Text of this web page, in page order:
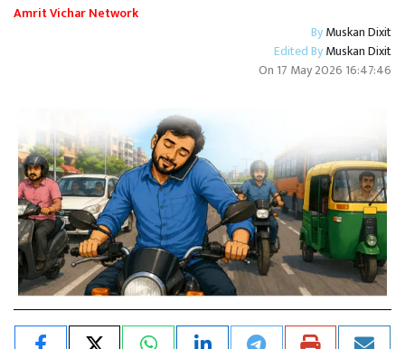
Amrit Vichar Network
ByMuskan Dixit
Edited ByMuskan Dixit
On 17 May 2026 16:47:46